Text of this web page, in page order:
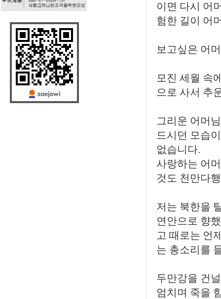
이면 다시 어
험한 길이 어
보고싶은 어
모진 세월 속
으로 사서 추
그리운 어머
드시던 모습
없습니다.
사랑하는 어
것도 천만다
저는 북한을
연안으로 향
고 때로는 언
는 총소리를
두만강을 건
엄치며 죽을